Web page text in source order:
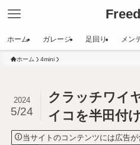
ホーム ガレージ 足回り メン
ホーム 4mini
クラッチワイ
イコを半田付け
2024
5/24
当サイトのコンテンツには広告が